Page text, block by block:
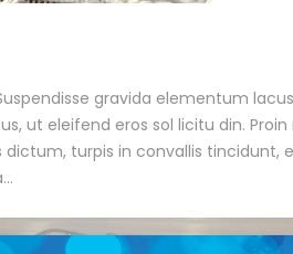
Suspendisse gravida elementum
ut eleifend eros sol licitu din.
turpis in convallis tincidunt,